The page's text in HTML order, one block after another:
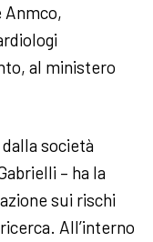
Anmco,
al ministero
società
– ha la
sui rischi
All’interno